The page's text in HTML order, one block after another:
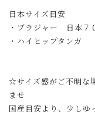
日本サイズ目安
・ブラジャー 日本７
・ハイヒップタンガ
☆サイズ感がご不明な
ませ
国産目安より、少しゆ